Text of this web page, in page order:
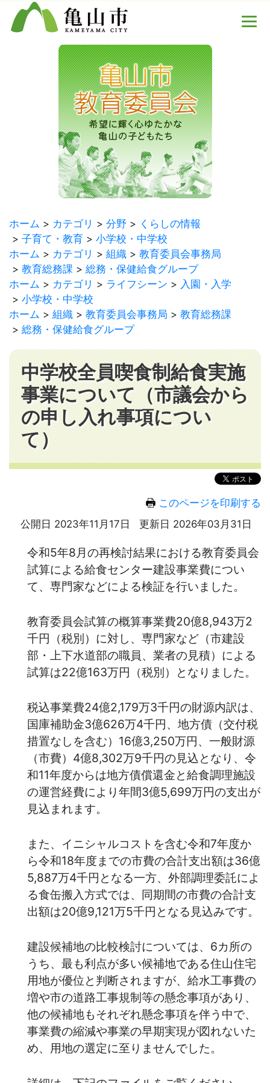
ホーム カテゴリ 分野
くらしの情報
子育て・教育
小学校・中学校
ホーム
カテゴリ 組織
教育委員会事務局
教育総務課
総務・保健給食グループ
ホーム
カテゴリ ライフシーン
入園・入学
小学校・中学校
ホーム
組織 教育委員会事務局
教育総務課
総務・保健給食グループ
中学校全員喫食制給食実施
事業について（市議会から
の申し入れ事項につい
て）
このページを印刷する
公開日 2023年11月17日
更新日 2026年03月31日
令和5年8月の再検討結果における教育委員会
試算による給食センター建設事業費につい
て、専門家などによる検証を行いました。
教育委員会試算の概算事業費20億8,943万2
千円（税別）に対し、専門家など（市建設
部・上下水道部の職員、業者の見積）による
試算は22億163万円（税別）となりました。
税込事業費24億2,179万3千円の財源内訳は、
国庫補助金3億626万4千円、地方債（交付税
措置なしを含む）16億3,250万円、一般財源
（市費）4億8,302万9千円の見込となり、令
和11年度からは地方債償還金と給食調理施設
の運営経費により年間3億5,699万円の支出が
見込まれます。
また、イニシャルコストを含む令和7年度か
ら令和18年度までの市費の合計支出額は36億
5,887万4千円となる一方、外部調理委託によ
る食缶搬入方式では、同期間の市費の合計支
出額は20億9,121万5千円となる見込みです。
建設候補地の比較検討については、6カ所の
うち、最も利点が多い候補地である住山住宅
用地が優位と判断されますが、給水工事費の
増や市の道路工事規制等の懸念事項があり、
他の候補地もそれぞれ懸念事項を伴う中で、
事業費の縮減や事業の早期実現が図れないた
め、用地の選定に至りませんでした。